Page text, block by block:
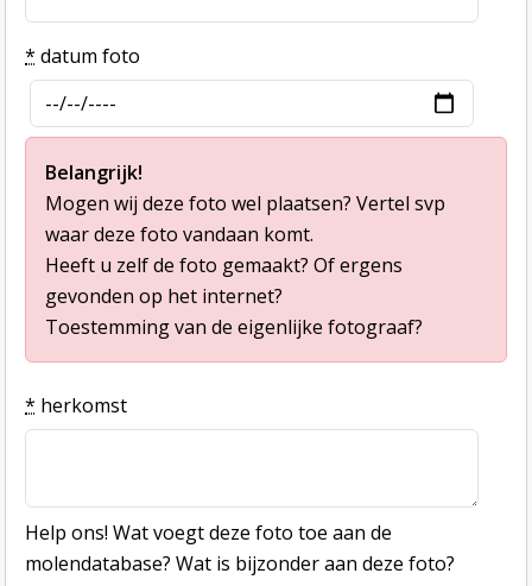
* datum foto
Belangrijk!
Mogen wij deze foto wel plaatsen? Vertel svp
waar deze foto vandaan komt.
Heeft u zelf de foto gemaakt? Of ergens
gevonden op het internet?
Toestemming van de eigenlijke fotograaf?
* herkomst
Help ons! Wat voegt deze foto toe aan de
molendatabase? Wat is bijzonder aan deze foto?